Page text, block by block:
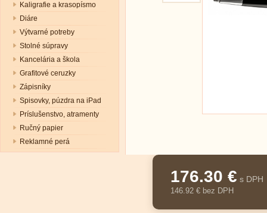
Kaligrafie a krasopísmo
Diáre
Výtvarné potreby
Stolné súpravy
Kancelária a škola
Grafitové ceruzky
Zápisníky
Spisovky, púzdra na iPad
Príslušenstvo, atramenty
Ručný papier
Reklamné perá
176.30 € s DPH
146.92 € bez DPH